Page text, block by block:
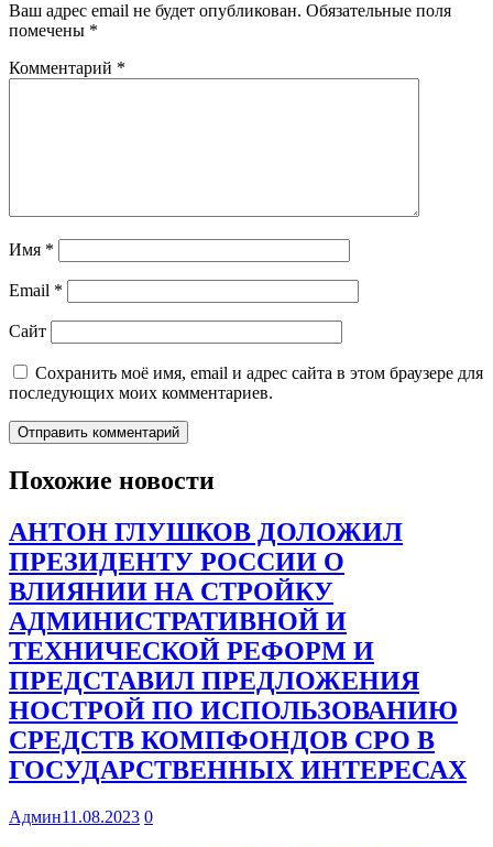
Ваш адрес email не будет опубликован. Обязательные поля
помечены *
Комментарий *
Имя *
Email *
Сайт
Сохранить моё имя, email и адрес сайта в этом браузере для
последующих моих комментариев.
Похожие новости
АНТОН ГЛУШКОВ ДОЛОЖИЛ
ПРЕЗИДЕНТУ РОССИИ О
ВЛИЯНИИ НА СТРОЙКУ
АДМИНИСТРАТИВНОЙ И
ТЕХНИЧЕСКОЙ РЕФОРМ И
ПРЕДСТАВИЛ ПРЕДЛОЖЕНИЯ
НОСТРОЙ ПО ИСПОЛЬЗОВАНИЮ
СРЕДСТВ КОМПФОНДОВ СРО В
ГОСУДАРСТВЕННЫХ ИНТЕРЕСАХ
Админ11.08.2023 0